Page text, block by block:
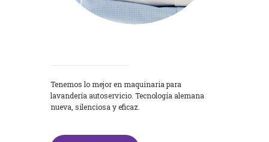
Tenemos lo mejor en maquinaria para
lavandería autoservicio. Tecnología alemana
nueva, silenciosa y eficaz.